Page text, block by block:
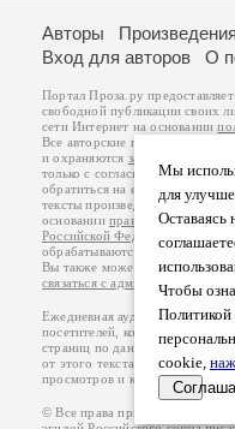
Мы
для
Оставаясь
Чтобы
Политикой
cookie,
Авторы Произведения
Вход для авторов
О
Портал Проза.ру
свободной публикации своих
сети Интернет на основании
Все авторские права на
и охраняются законом
.
только с согласия его автора,
обратиться на его авторской
тексты произведений авторы
основанииправил публикации
Российской Федерации
обрабатываются на основании
Вы также можете посмотреть
связаться с администрацией
Ежедневная аудитория
посетителей, которые в общей
страниц по данным счетчика
от этого текста. В каждой
просмотров и количество
© Все права принадлежат